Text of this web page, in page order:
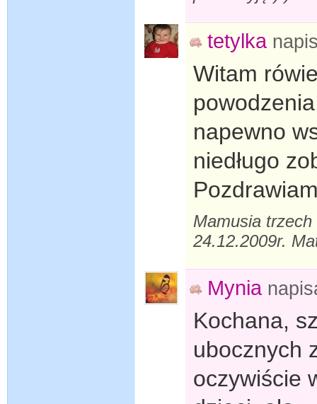
tetylka
Witam
napewno
niedługo
Mamusia
24.12.2009r.
Mynia
Kochana,
ubocznych
oczywiście